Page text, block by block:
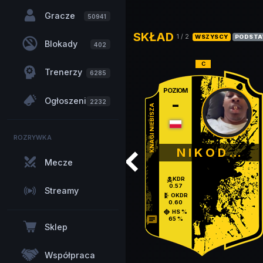
Gracze 50941
Blokady 402
Trenerzy 6285
Ogłoszenia2232
ROZRYWKA
Mecze
Streamy
Sklep
Współpraca
SKŁAD 1 / 2 WSZYSCY
KNAGI NIEBISZA
chat
N I K O D ...
POZIOM
-
KDR
0.57
OKDR
0.60
HS %
65 %